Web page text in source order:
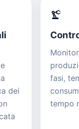
dei
precision_manufacturing
fasi,
tempo